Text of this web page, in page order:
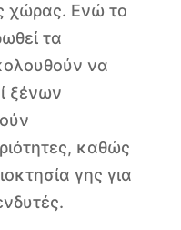
χώρας. Ενώ το
τα
να
ξένων
καθώς
γης για